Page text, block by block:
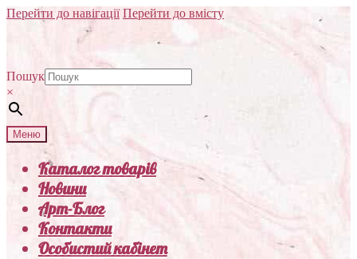
Перейти до навігації Перейти до вмісту
Пошук
×
Меню
Каталог товарів
Новини
Арт-Блог
Контакти
Особистий кабінет